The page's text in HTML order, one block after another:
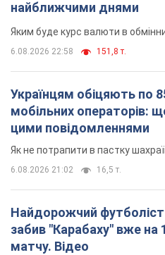
найближчими днями
Яким буде курс валюти в
6.08.2026 22:58 151,8 т.
Українцям обіцяють по
мобільних операторів:
цими повідомленнями
Як не потрапити в пастку
6.08.2026 21:02 16,5 т.
Найдорожчий
забив "Карабаху" вже на
матчу. Відео